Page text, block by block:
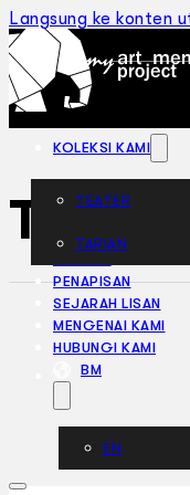
Langsung ke konten
KOLEKSI KAMI
TEATER
TARIAN
PENAPISAN
SEJARAH LISAN
MENGENAI KAMI
HUBUNGI KAMI
BM
EN
The